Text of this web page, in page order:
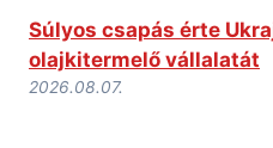
Súlyos csapás érte
olajkitermelő vállalatát
2026.08.07.